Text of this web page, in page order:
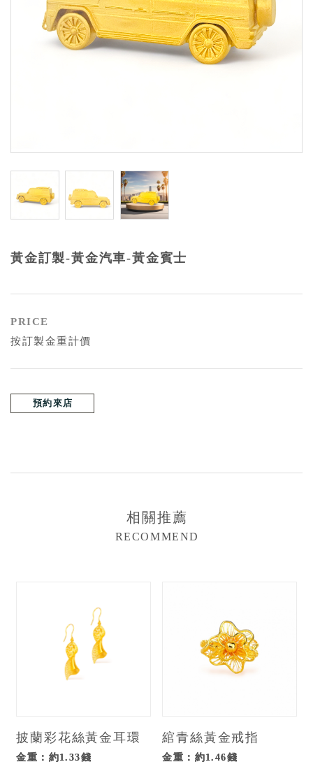
黃金訂製-黃金汽車-黃金賓士
PRICE
按訂製金重計價
預約來店
相關推薦
RECOMMEND
披蘭彩花絲黃金耳環
金重：約1.33錢
綰青絲黃金戒指
金重：約1.46錢